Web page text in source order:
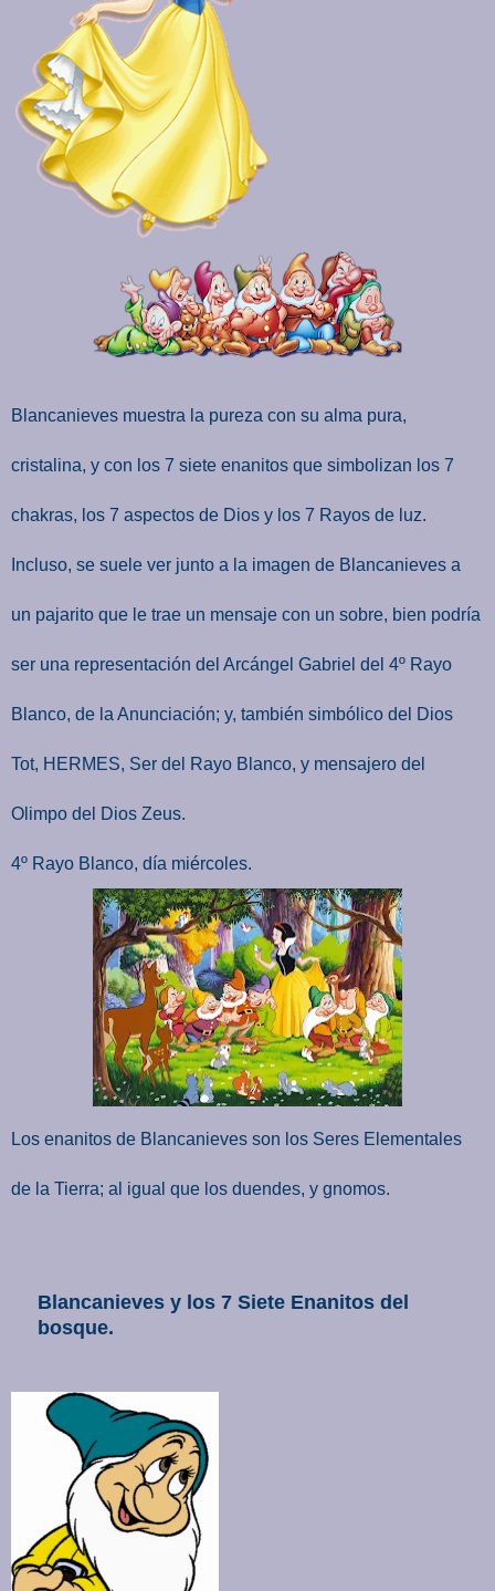
Blancanieves muestra la pureza con su alma pura,
cristalina, y con los 7 siete enanitos que simbolizan los 7
chakras, los 7 aspectos de Dios y los 7 Rayos de luz.
Incluso, se suele ver junto a la imagen de Blancanieves a
un pajarito que le trae un mensaje con un sobre, bien podría
ser una representación del Arcángel Gabriel del 4º Rayo
Blanco, de la Anunciación; y, también simbólico del Dios
Tot, HERMES, Ser del Rayo Blanco, y mensajero del
Olimpo del Dios Zeus.
4º Rayo Blanco, día miércoles.
Los enanitos de Blancanieves son los Seres Elementales
de la Tierra; al igual que los duendes, y gnomos.
Blancanieves y los 7 Siete Enanitos del
bosque.